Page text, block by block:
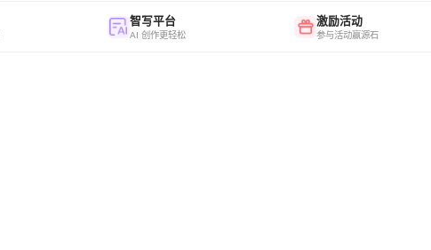
智写平台
AI 创作更轻松
激励活动
参与活动赢源石